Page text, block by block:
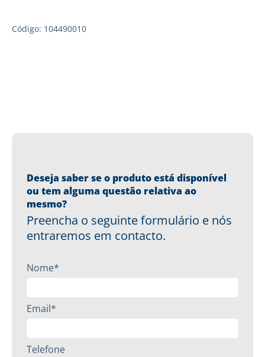
Código: 104490010
Deseja saber se o produto está disponível
ou tem alguma questão relativa ao
mesmo?
Preencha o seguinte formulário e nós
entraremos em contacto.
Nome*
Email*
Telefone